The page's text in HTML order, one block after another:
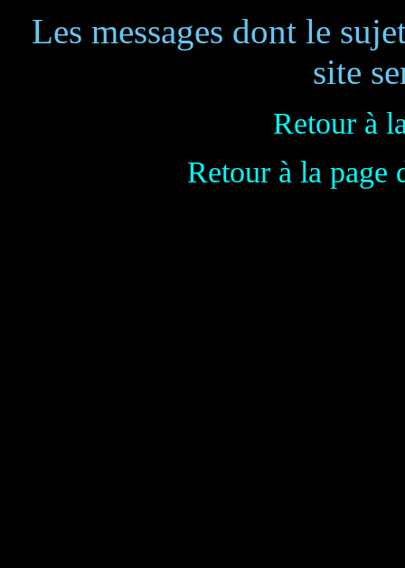
Les messages dont le
site
Retour à
Retour à la page